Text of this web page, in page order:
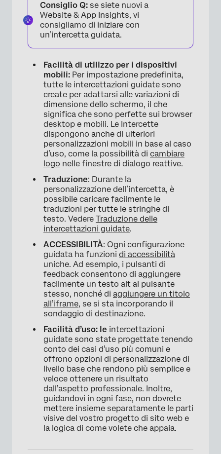
Consiglio Q: se siete nuovi a
Website & App Insights, vi
consigliamo di iniziare con
un’intercetta guidata.
Facilità di utilizzo per i dispositivi
mobili: Per impostazione predefinita,
tutte le intercettazioni guidate sono
create per adattarsi alle variazioni di
dimensione dello schermo, il che
significa che sono perfette sui browser
desktop e mobili. Le Intercette
dispongono anche di ulteriori
personalizzazioni mobili in base al caso
d’uso, come la possibilità di cambiare
logo nelle finestre di dialogo reattive.
Traduzione: Durante la
personalizzazione dell’intercetta, è
possibile caricare facilmente le
traduzioni per tutte le stringhe di
testo. Vedere Traduzione delle
intercettazioni guidate.
ACCESSIBILITÀ: Ogni configurazione
guidata ha funzioni di accessibilità
uniche. Ad esempio, i pulsanti di
feedback consentono di aggiungere
facilmente un testo alt al pulsante
stesso, nonché di aggiungere un titolo
all’iframe, se si sta incorporando il
sondaggio di destinazione.
Facilità d’uso: le intercettazioni
guidate sono state progettate tenendo
conto dei casi d’uso più comuni e
offrono opzioni di personalizzazione di
livello base che rendono più semplice e
veloce ottenere un risultato
dall’aspetto professionale. Inoltre,
guidandovi in ogni fase, non dovrete
mettere insieme separatamente le parti
visive del vostro progetto di sito web e
la logica di come volete che appaia.